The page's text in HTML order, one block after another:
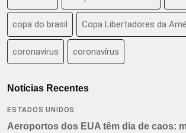
copa do brasil Copa Libertadores da
coronavirus coronavírus
Notícias Recentes
ESTADOS UNIDOS
Aeroportos dos EUA têm dia de caos: